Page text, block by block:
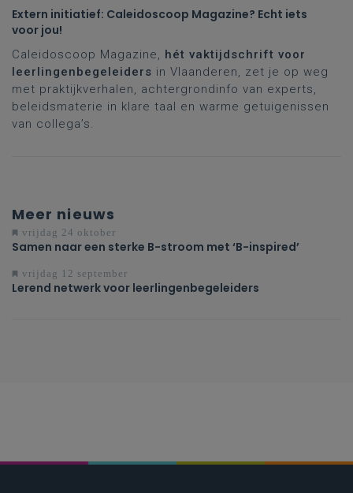
Extern initiatief: Caleidoscoop Magazine? Echt iets
voor jou!
Caleidoscoop Magazine, hét vaktijdschrift voor
leerlingenbegeleiders in Vlaanderen, zet je op weg
met praktijkverhalen, achtergrondinfo van experts,
beleidsmaterie in klare taal en warme getuigenissen
van collega’s.
Meer nieuws
vrijdag 24 oktober
Samen naar een sterke B-stroom met ‘B-inspired’
vrijdag 12 september
Lerend netwerk voor leerlingenbegeleiders